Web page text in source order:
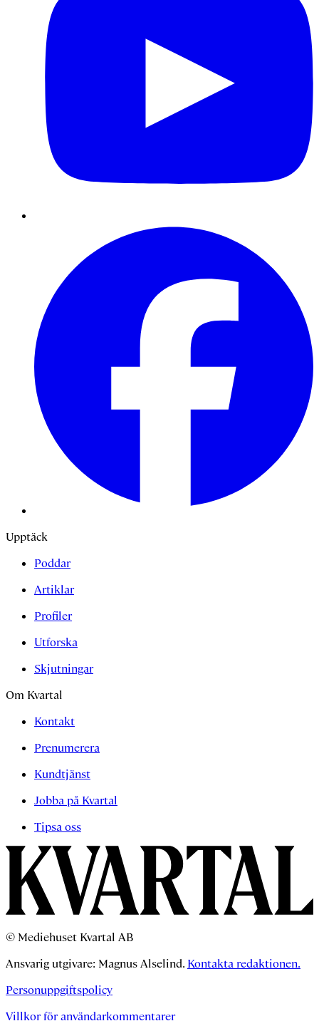
Upptäck
Poddar
Artiklar
Profiler
Utforska
Skjutningar
Om Kvartal
Kontakt
Prenumerera
Kundtjänst
Jobba på Kvartal
Tipsa oss
© Mediehuset Kvartal AB
Ansvarig utgivare: Magnus Alselind. Kontakta redaktionen.
Personuppgiftspolicy
Villkor för användarkommentarer